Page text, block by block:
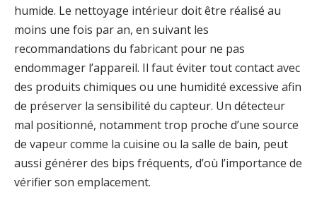
humide. Le nettoyage intérieur doit être réalisé au
moins une fois par an, en suivant les
recommandations du fabricant pour ne pas
endommager l’appareil. Il faut éviter tout contact avec
des produits chimiques ou une humidité excessive afin
de préserver la sensibilité du capteur. Un détecteur
mal positionné, notamment trop proche d’une source
de vapeur comme la cuisine ou la salle de bain, peut
aussi générer des bips fréquents, d’où l’importance de
vérifier son emplacement.